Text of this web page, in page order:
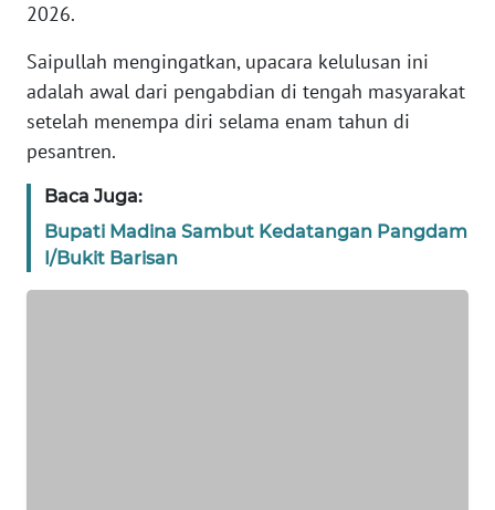
2026.
Saipullah mengingatkan, upacara kelulusan ini
adalah awal dari pengabdian di tengah masyarakat
setelah menempa diri selama enam tahun di
pesantren.
Baca Juga:
Bupati Madina Sambut Kedatangan Pangdam
I/Bukit Barisan
DISCLAIMER
Wahana
News
Regional
SUMUT
WN